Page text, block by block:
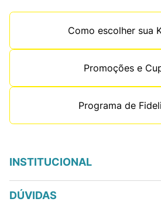
e tenha uma limpeza impecável
Como escolher sua
Promoções e
Programa de
INSTITUCIONAL
DÚVIDAS